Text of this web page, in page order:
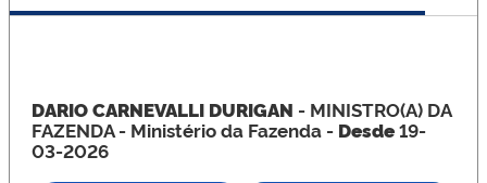
DARIO CARNEVALLI DURIGAN - MINISTRO(A) DA
FAZENDA- Ministério da Fazenda - Desde19-
03-2026